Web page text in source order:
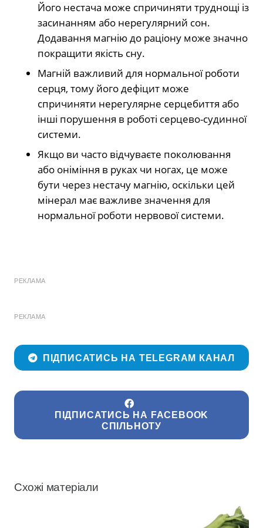
Його нестача може спричиняти труднощі із
засинанням або нерегулярний сон.
Додавання магнію до раціону може значно
покращити якість сну.
Магній важливий для нормальної роботи
серця, тому його дефіцит може
спричиняти нерегулярне серцебиття або
інші порушення в роботі серцево-судинної
системи.
Якщо ви часто відчуваєте поколювання
або оніміння в руках чи ногах, це може
бути через нестачу магнію, оскільки цей
мінерал має важливе значення для
нормальної роботи нервової системи.
РЕКЛАМА
РЕКЛАМА
ПІДПИСАТИСЬ НА TELEGRAM КАНАЛ
ПІДПИСАТИСЬ НА FACEBOOK
СПІЛЬНОТУ
Схожі матеріали